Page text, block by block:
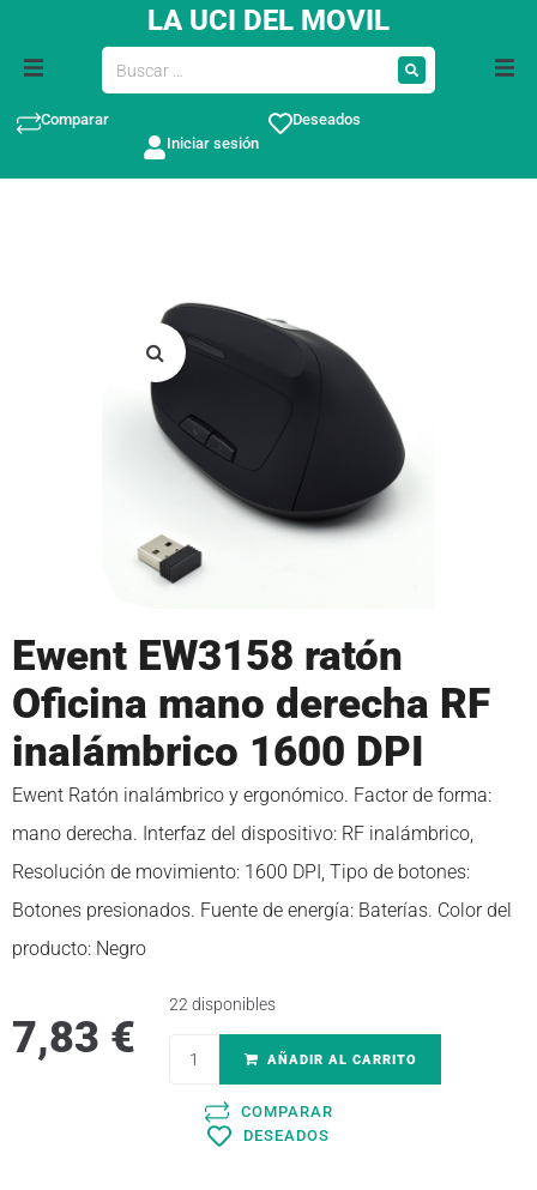
LA UCI DEL MOVIL
Comparar
Deseados
Iniciar sesión
Ewent EW3158 ratón
Oficina mano derecha RF
inalámbrico 1600 DPI
Ewent Ratón inalámbrico y ergonómico. Factor de forma:
mano derecha. Interfaz del dispositivo: RF inalámbrico,
Resolución de movimiento: 1600 DPI, Tipo de botones:
Botones presionados. Fuente de energía: Baterías. Color del
producto: Negro
7,83 €
22 disponibles
AÑADIR AL CARRITO
COMPARAR
DESEADOS